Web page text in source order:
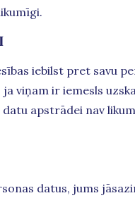
iebilst pret savu
viņam ir iemesls
apstrādei nav
datus, jums